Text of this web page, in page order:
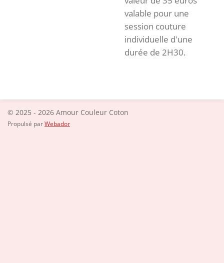
valable pour une
session couture
individuelle d'une
durée de 2H30.
© 2025 - 2026 Amour Couleur Coton
Propulsé par Webador